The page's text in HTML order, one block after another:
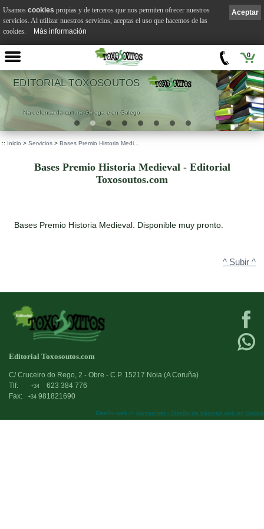
0
EDITORIAL TOXOSOUTOS
Na defensa da cultura Galega e en Galego
:: Inicio > Servicios > Bases Premio Historia Medi...
Bases Premio Historia Medieval - Editorial
Toxosoutos.com
Bases Premio Historia Medieval. Disponible muy pronto.
^ Subir ^
Editorial Toxosoutos.com
C/ Cruceiro do Rego, 2 - Obre - C.P. 15217 Noia (A Coruña)
Tlf:
+34
623 384 776
Fax:
+34 981821690
Diseño web:-> kantaronet - Diseño de páginas web en Galicia
Aceptar
Usamos cookies propias y de terceros que nos permiten ofrecer nuestros
servicios. Al utilizar nuestros servicios, aceptas el uso que hacemos de las
cookies.
Más información